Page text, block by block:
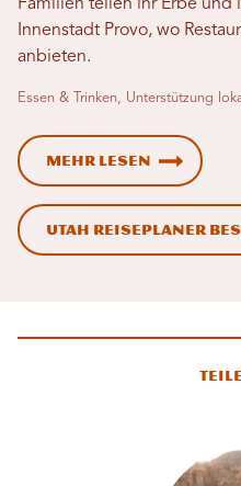
Familien teilen ihr Erbe und
Innenstadt Provo, wo
anbieten.
Essen & Trinken, Unterstützung
Mehr lesen
Utah Reiseplaner